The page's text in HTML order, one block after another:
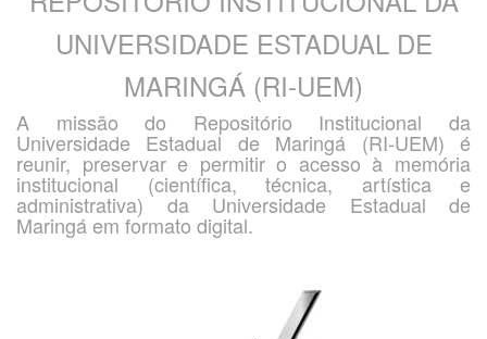
UNIVERSIDADE ESTADUAL DE
MARINGÁ (RI-UEM)
A missão do Repositório Institucional da
Universidade Estadual de Maringá (RI-UEM) é
reunir, preservar e permitir o acesso à memória
institucional (científica, técnica, artística e
administrativa) da Universidade Estadual de
Maringá em formato digital.